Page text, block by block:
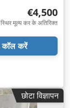
€4,500
स्थिर मूल्य कर के अतिरिक्त
कॉल करें
छोटा विज्ञापन